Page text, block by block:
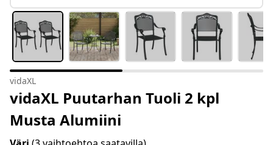
vidaXL
vidaXL Puutarhan Tuoli 2 kpl
Musta Alumiini